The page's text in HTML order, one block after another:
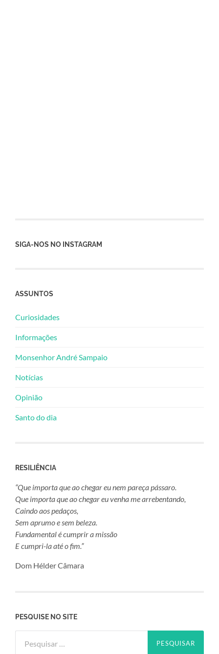
SIGA-NOS NO INSTAGRAM
ASSUNTOS
Curiosidades
Informações
Monsenhor André Sampaio
Notícias
Opinião
Santo do dia
RESILIÊNCIA
“Que importa que ao chegar eu nem pareça pássaro.
Que importa que ao chegar eu venha me arrebentando,
Caindo aos pedaços,
Sem aprumo e sem beleza.
Fundamental é cumprir a missão
E cumpri-la até o fim.”
Dom Hélder Câmara
PESQUISE NO SITE
por: